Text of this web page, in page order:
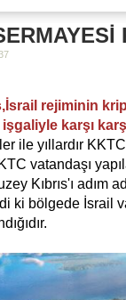
rejiminin
karşı
ile yıllardır
vatandaşı
Kıbrıs'ı adım
ki bölgede İsrail